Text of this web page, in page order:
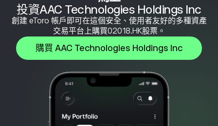
投資AAC Technologies Holdings Inc
創建 eToro 帳戶即可在這個安全、使用者友好的多種資產
交易平台上購買02018.HK股票。
購買 AAC Technologies Holdings Inc